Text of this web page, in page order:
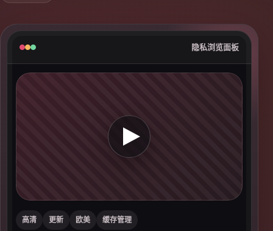
隐私浏览面板
高清 更新 欧美 缓存管理